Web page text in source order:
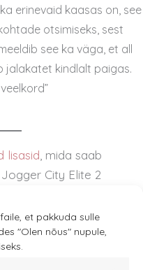
et pakkuda sulle
"Olen nõus" nupule,
erinevaid kaasas on, see
otsimiseks, sest
see ka väga, et all
jalakatet kindlalt paigas.
lisasid , mida saab
City Elite 2